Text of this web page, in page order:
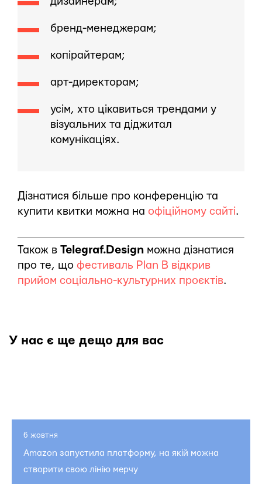
бренд-менеджерам;
копірайтерам;
арт-директорам;
усім, хто цікавиться трендами у
візуальних та діджитал
комунікаціях.
Дізнатися більше про конференцію та
купити квитки можна на офіційному сайті.
Також в Telegraf.Design можна дізнатися
про те, що фестиваль Plan B відкрив
прийом соціально-культурних проєктів.
У нас є ще дещо для вас
6 жовтня
Amazon запустила платформу, на якій можна
створити свою лінію мерчу